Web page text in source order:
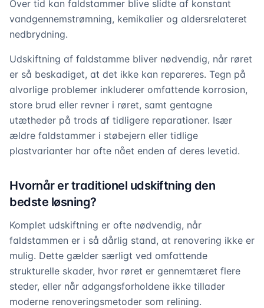
Over tid kan faldstammer blive slidte af konstant
vandgennemstrømning, kemikalier og aldersrelateret
nedbrydning.
Udskiftning af faldstamme bliver nødvendig, når røret
er så beskadiget, at det ikke kan repareres. Tegn på
alvorlige problemer inkluderer omfattende korrosion,
store brud eller revner i røret, samt gentagne
utætheder på trods af tidligere reparationer. Især
ældre faldstammer i støbejern eller tidlige
plastvarianter har ofte nået enden af deres levetid.
Hvornår er traditionel udskiftning den
bedste løsning?
Komplet udskiftning er ofte nødvendig, når
faldstammen er i så dårlig stand, at renovering ikke er
mulig. Dette gælder særligt ved omfattende
strukturelle skader, hvor røret er gennemtæret flere
steder, eller når adgangsforholdene ikke tillader
moderne renoveringsmetoder som relining.